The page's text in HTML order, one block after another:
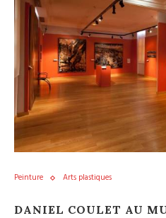
Peinture Arts plastiques
DANIEL COULET AU